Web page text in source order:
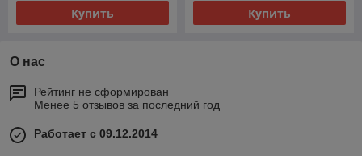
Купить Купить
О нас
Рейтинг не сформирован
Менее 5 отзывов за последний год
Работает с 09.12.2014